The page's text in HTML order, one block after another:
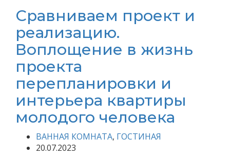
Сравниваем проект и
реализацию.
Воплощение в жизнь
проекта
перепланировки и
интерьера квартиры
молодого человека
ВАННАЯ КОМНАТА, ГОСТИНАЯ
20.07.2023